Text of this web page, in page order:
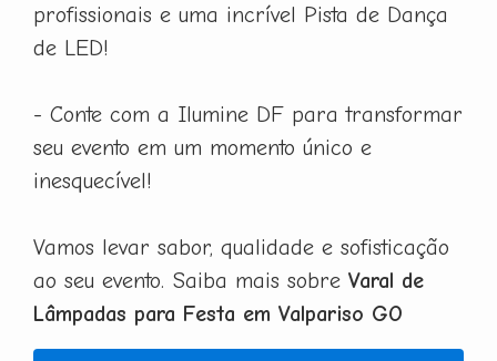
profissionais e uma incrível Pista de Dança
de LED!
- Conte com a Ilumine DF para transformar
seu evento em um momento único e
inesquecível!
Vamos levar sabor, qualidade e sofisticação
ao seu evento. Saiba mais sobre Varal de
Lâmpadas para Festa em Valpariso GO